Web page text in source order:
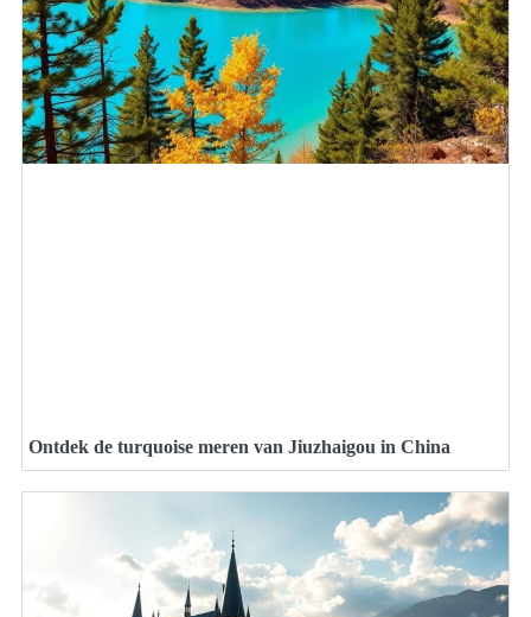
Ontdek de turquoise meren van Jiuzhaigou in China